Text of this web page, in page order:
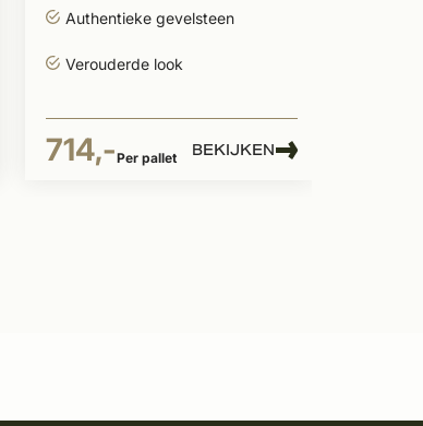
Authentieke gevelsteen
Verouderde look
714,-Per pallet BEKIJKEN